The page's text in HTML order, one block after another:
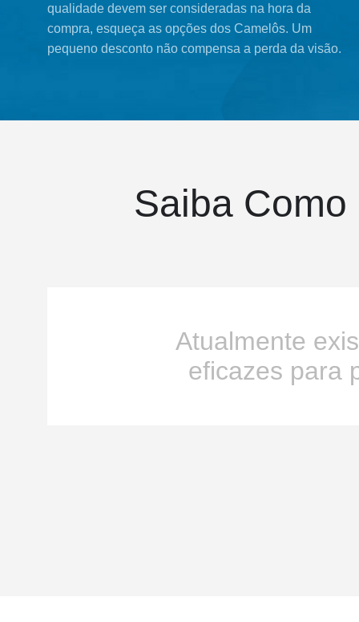
qualidade devem ser consideradas na hora da
compra, esqueça as opções dos Camelôs. Um
pequeno desconto não compensa a perda da visão.
Saiba
Atualmente
eficazes para